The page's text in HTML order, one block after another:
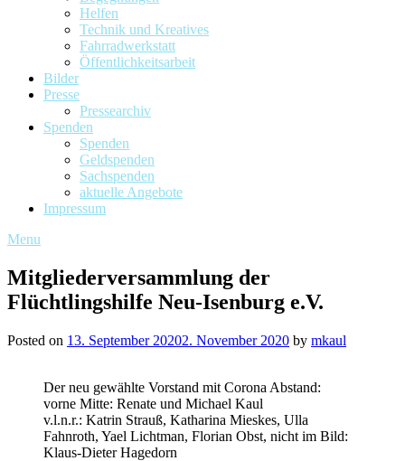
Helfen
Technik und Kreatives
Fahrradwerkstatt
Öffentlichkeitsarbeit
Bilder
Presse
Pressearchiv
Spenden
Spenden
Geldspenden
Sachspenden
aktuelle Angebote
Impressum
Menu
Mitgliederversammlung der
Flüchtlingshilfe Neu-Isenburg e.V.
Posted on 13. September 20202. November 2020 by mkaul
Der neu gewählte Vorstand mit Corona Abstand:
vorne Mitte: Renate und Michael Kaul
v.l.n.r.: Katrin Strauß, Katharina Mieskes, Ulla
Fahnroth, Yael Lichtman, Florian Obst, nicht im Bild:
Klaus-Dieter Hagedorn